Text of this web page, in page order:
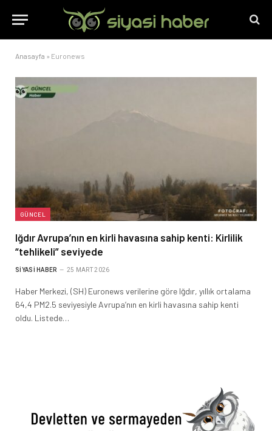
Anasayfa » Euronews
GÜNCEL
Iğdır Avrupa’nın en kirli havasına sahip kenti: Kirlilik
“tehlikeli” seviyede
SIYASI HABER 25 MART 2026
Haber Merkezi, (SH) Euronews verilerine göre Iğdır, yıllık ortalama
64,4 PM2.5 seviyesiyle Avrupa’nın en kirli havasına sahip kenti
oldu. Listede…